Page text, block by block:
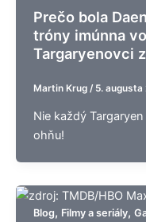
Prečo bola
tróny imúnna
Targaryenovci
Martin Krug / 5. augusta
Nie každý
ohňu!
Blog, Filmy a seriály,